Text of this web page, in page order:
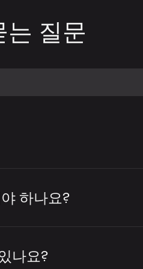
는 질문
출, 리믹스·편집·
어떤 부분이 사람
하나요?
를 분석하고 보컬
나요?